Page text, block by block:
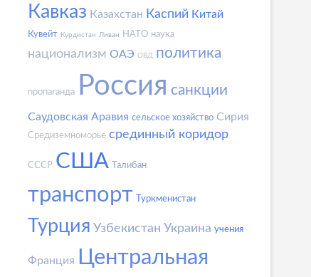
Кавказ Казахстан Каспий Китай
Кувейт Курдистан Ливан НАТО наука
национализм ОАЭ ОВД политика
пропаганда Россия санкции
Саудовская Аравия сельское хозяйство Сирия
Средиземноморье срединный коридор
СССР США Талибан
транспорт Туркменистан
Турция Узбекистан Украина учения
Франция Центральная